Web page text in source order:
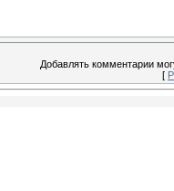
Добавлять комментарии
[